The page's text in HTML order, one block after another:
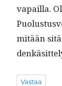
vapail­la.
mitään
Vastaa